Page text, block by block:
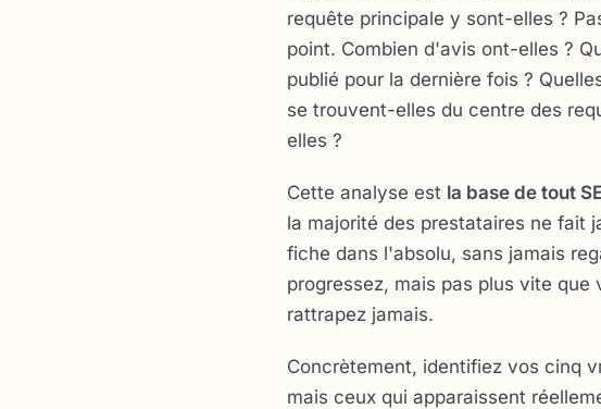
requête principale y sont-elles ?
point. Combien d'avis ont-elles ?
publié pour la dernière fois ?
se trouvent-elles du centre des
elles ?
Cette analyse est la base de tout
la majorité des prestataires ne fait
fiche dans l'absolu, sans jamais
progressez, mais pas plus vite
rattrapez jamais.
Concrètement, identifiez vos cinq
mais ceux qui apparaissent